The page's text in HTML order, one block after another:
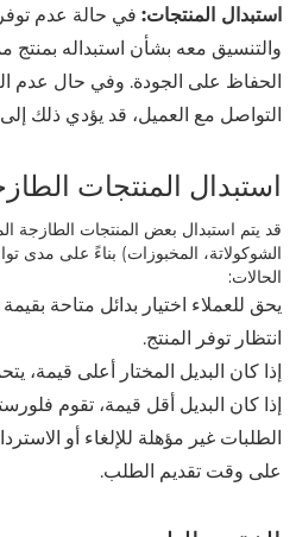
استبدال المنتجات:في حالة عدم توفر
والتنسيق معه بشأن استبداله بمنتج
الحفاظ على الجودة. وفي حال عدم
التواصل مع العميل، قد يؤدي ذلك إلى
استبدال المنتجات
قد يتم استبدال بعض المنتجات الطازجة
الشوكولاتة، المخبوزات) بناءً على مدى
الحالات:
يحق للعملاء اختيار بدائل متاحة بقيمة
انتظار توفر المنتج.
إذا كان البديل المختار أعلى قيمة،
إذا كان البديل أقل قيمة، تقوم
على وقت تقديم الطلب.